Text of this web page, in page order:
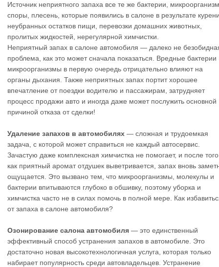
Источник неприятного запаха все те же бактерии,
споры, плесень, которые появились в салоне в результате
неубранных остатков пищи, перевозки домашних животных,
пролитых жидкостей, нерегулярной химчистки.
Неприятный запах в салоне автомобиля — далеко не
проблема, как это может сначала показаться. Вредные бактерии
микроорганизмы в первую очередь отрицательно влияют на
органы дыхания. Также неприятных запах портит хорошее
впечатление от поездки водителю и пассажирам, затрудняет
процесс продажи авто и иногда даже может послужить основной
причиной отказа от сделки!
Удаление запахов в автомобилях — сложная и трудоемкая
задача, с которой может справиться не каждый автосервис.
Зачастую даже комплексная химчистка не помогает, и после
как приятный аромат отдушек выветривается, запах вновь
ощущается. Это вызвано тем, что микроорганизмы, молекулы и
бактерии впитываются глубоко в обшивку, поэтому уборка и
химчистка часто не в силах помочь в полной мере. Как
от запаха в салоне автомобиля?
Озонирование салона автомобиля — это единственный
эффективный способ устранения запахов в автомобиле. Это
достаточно новая высокотехнологичная услуга, которая только
набирает популярность среди автовладельцев. Устранение